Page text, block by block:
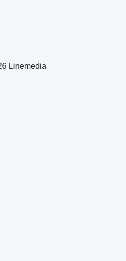
Linemedia